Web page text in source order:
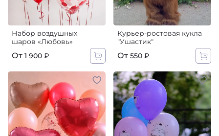
Набор воздушных
шаров «Любовь»
От 1 900 ₽
Курьер-ростовая кукла
"Ушастик"
От 550 ₽